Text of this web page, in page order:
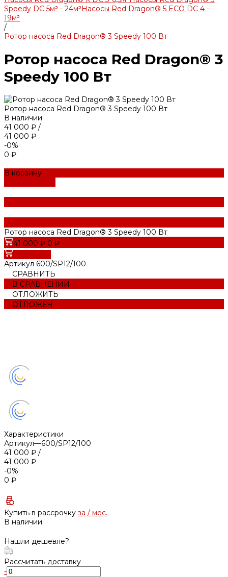
Speedy DC 5м³ - 24м³Насосы Red Dragon® 5 ECO DC 4 -
19м³
/
Ротор насоса Red Dragon® 3 Speedy 100 Вт
Ротор насоса Red Dragon® 3
Speedy 100 Вт
Ротор насоса Red Dragon® 3 Speedy 100 Вт
В наличии
41 000 ₽ /
41 000 ₽
-0%
0 ₽
В корзину
Ротор насоса Red Dragon® 3 Speedy 100 Вт
41 000 ₽ 0 ₽
Артикул 600/SP12/100
СРАВНИТЬ
В СРАВНЕНИИ
ОТЛОЖИТЬ
ОТЛОЖЕН
Характеристики
Артикул—600/SP12/100
41 000 ₽ /
41 000 ₽
-0%
0 ₽
Купить в рассрочку за / мес.
В наличии
Нашли дешевле?
Рассчитать доставку
-